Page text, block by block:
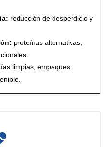
: reducción de desperdicio y
: proteínas alternativas,
limpias, empaques